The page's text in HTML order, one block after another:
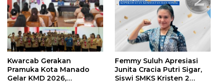
Kwarcab Gerakan
Pramuka Kota Manado
Gelar KMD 2026,
Femmy Suluh Apresiasi
Junita Cracia Putri Sigar,
Siswi SMKS Kristen 2